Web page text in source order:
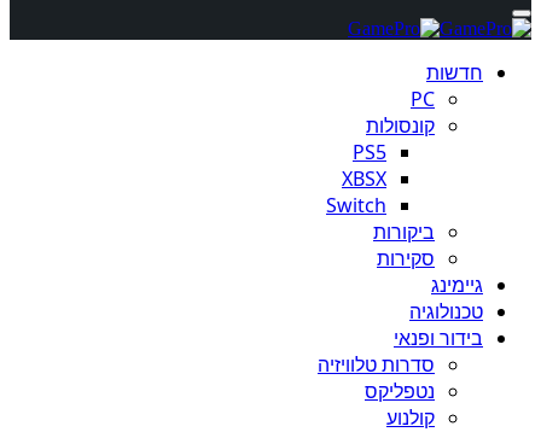
חדשות
PC
קונסולות
PS5
XBSX
Switch
ביקורות
סקירות
גיימינג
טכנולוגיה
בידור ופנאי
סדרות טלוויזיה
נטפליקס
קולנוע